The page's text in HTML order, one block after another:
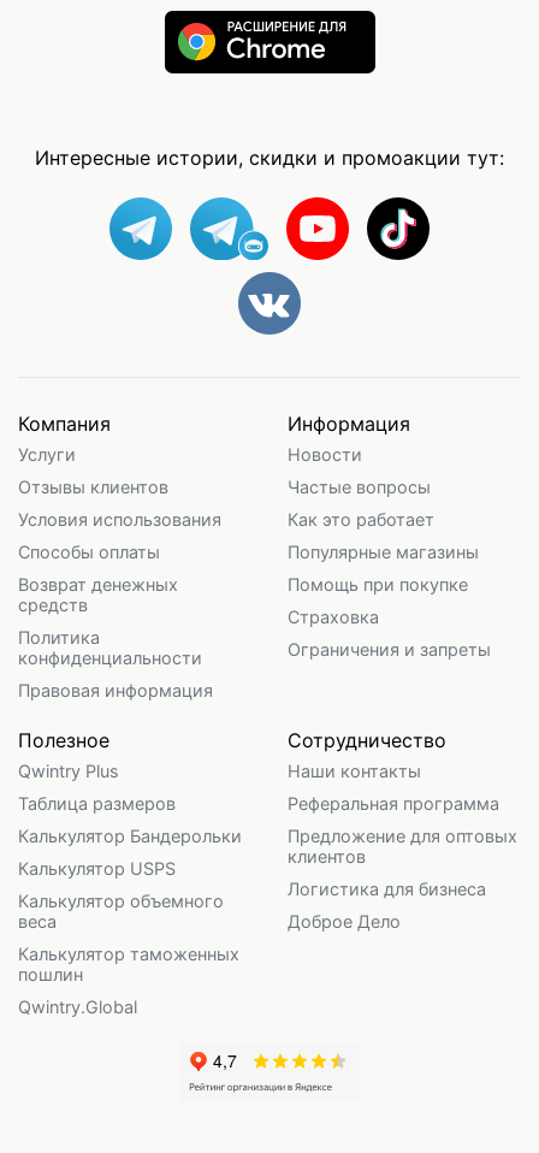
Интересные истории, скидки и промоакции тут:
Компания
Услуги
Отзывы клиентов
Условия использования
Способы оплаты
Возврат денежных
средств
Политика
конфиденциальности
Правовая информация
Информация
Новости
Частые вопросы
Как это работает
Популярные магазины
Помощь при покупке
Страховка
Ограничения и запреты
Полезное
Qwintry Plus
Таблица размеров
Калькулятор Бандерольки
Калькулятор USPS
Калькулятор объемного
веса
Калькулятор таможенных
пошлин
Qwintry.Global
Сотрудничество
Наши контакты
Реферальная программа
Предложение для оптовых
клиентов
Логистика для бизнеса
Доброе Дело